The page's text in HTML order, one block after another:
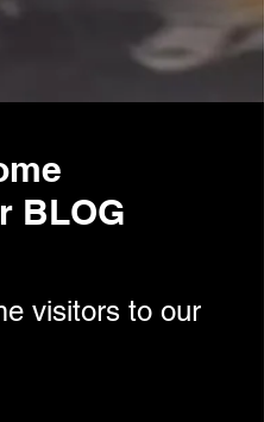
BLOG
visitors to our